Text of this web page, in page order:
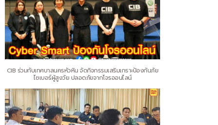
CIB ร่วมกับเทศบาลนครหัวหิน จัดกิจกรรมเสริมเกราะป้องกันภัย
ไซเบอร์ผู้สูงวัย ปลอดภัยจากโจรออนไลน์